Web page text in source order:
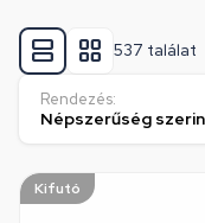
537 találat
Rendezés:
Kifutó